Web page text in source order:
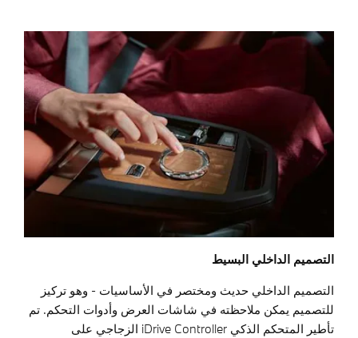
التصميم الداخلي البسيط
التصميم الداخلي حديث ومختصر في الأساسيات - وهو تركيز
للتصميم يمكن ملاحظته في شاشات العرض وأدوات التحكم. تم
تأطير المتحكم الذكي iDrive Controller الزجاجي على